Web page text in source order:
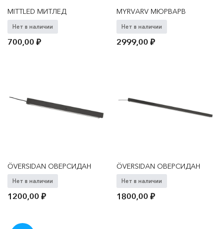
MITTLED МИТЛЕД
Нет в наличии
700,00₽
MYRVARV МЮРВАРВ
Нет в наличии
2999,00₽
ÖVERSIDAN ОВЕРСИДАН
Нет в наличии
1200,00₽
ÖVERSIDAN ОВЕРСИДАН
Нет в наличии
1800,00₽